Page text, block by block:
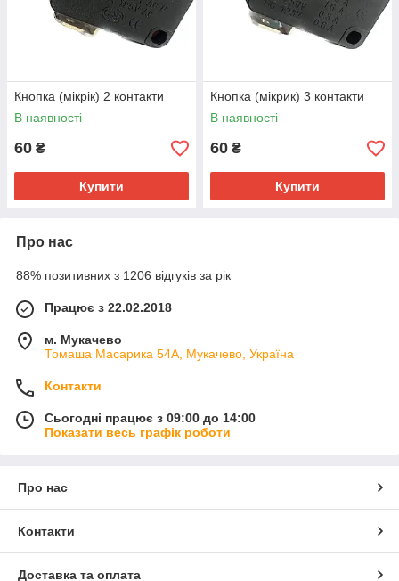
Кнопка (мікрік) 2 контакти
В наявності
60 ₴
Купити
Кнопка (мікрик) 3 контакти
В наявності
60 ₴
Купити
Про нас
88% позитивних з 1206 відгуків за рік
Працює з 22.02.2018
м. Мукачево
Томаша Масарика 54А, Мукачево, Україна
Контакти
Сьогодні працює з 09:00 до 14:00
Показати весь графік роботи
Про нас
Контакти
Доставка та оплата